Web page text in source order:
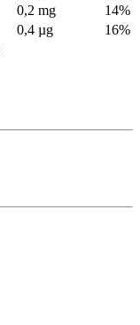
0,2 mg
14%
0,4 µg 16%